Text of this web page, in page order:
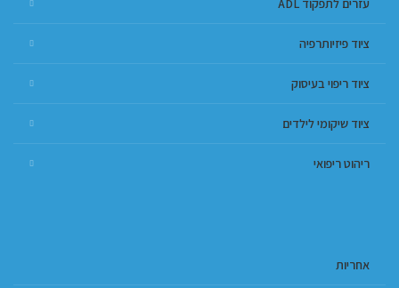
ציוד פיזיותרפיה
ציוד ריפוי בעיסוק
ציוד שיקומי לילדים
ריהוט ריפואי
אחריות